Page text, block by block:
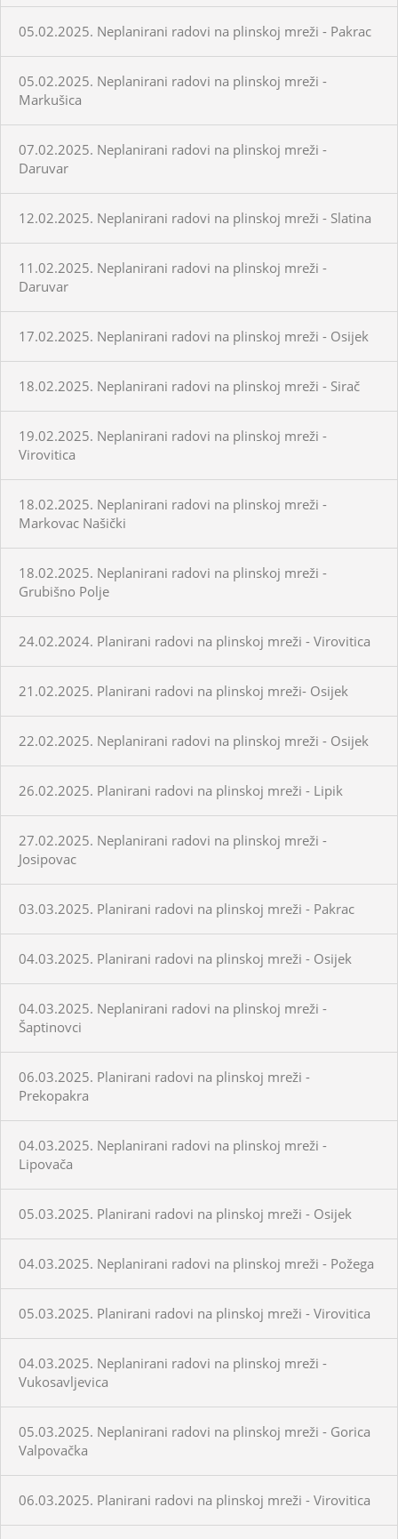
05.02.2025. Neplanirani radovi na plinskoj mreži - Pakrac
05.02.2025. Neplanirani radovi na plinskoj mreži -
Markušica
07.02.2025. Neplanirani radovi na plinskoj mreži -
Daruvar
12.02.2025. Neplanirani radovi na plinskoj mreži - Slatina
11.02.2025. Neplanirani radovi na plinskoj mreži -
Daruvar
17.02.2025. Neplanirani radovi na plinskoj mreži - Osijek
18.02.2025. Neplanirani radovi na plinskoj mreži - Sirač
19.02.2025. Neplanirani radovi na plinskoj mreži -
Virovitica
18.02.2025. Neplanirani radovi na plinskoj mreži -
Markovac Našički
18.02.2025. Neplanirani radovi na plinskoj mreži -
Grubišno Polje
24.02.2024. Planirani radovi na plinskoj mreži - Virovitica
21.02.2025. Planirani radovi na plinskoj mreži- Osijek
22.02.2025. Neplanirani radovi na plinskoj mreži - Osijek
26.02.2025. Planirani radovi na plinskoj mreži - Lipik
27.02.2025. Neplanirani radovi na plinskoj mreži -
Josipovac
03.03.2025. Planirani radovi na plinskoj mreži - Pakrac
04.03.2025. Planirani radovi na plinskoj mreži - Osijek
04.03.2025. Neplanirani radovi na plinskoj mreži -
Šaptinovci
06.03.2025. Planirani radovi na plinskoj mreži -
Prekopakra
04.03.2025. Neplanirani radovi na plinskoj mreži -
Lipovača
05.03.2025. Planirani radovi na plinskoj mreži - Osijek
04.03.2025. Neplanirani radovi na plinskoj mreži - Požega
05.03.2025. Planirani radovi na plinskoj mreži - Virovitica
04.03.2025. Neplanirani radovi na plinskoj mreži -
Vukosavljevica
05.03.2025. Neplanirani radovi na plinskoj mreži - Gorica
Valpovačka
06.03.2025. Planirani radovi na plinskoj mreži - Virovitica